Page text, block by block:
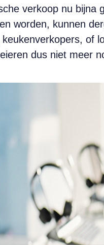
verkoop nu bijna
worden, kunnen
of
dus niet meer